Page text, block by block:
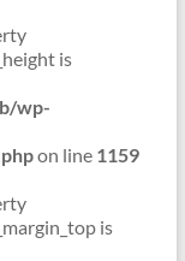
is
wp-
on line 1159
is